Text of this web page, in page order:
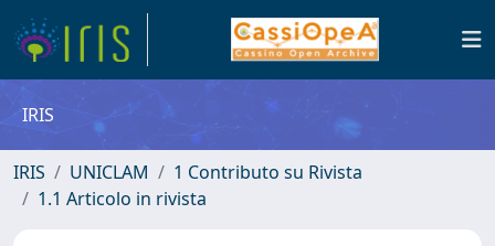
IRIS
IRIS UNICLAM
1 Contributo su Rivista
1.1 Articolo in rivista